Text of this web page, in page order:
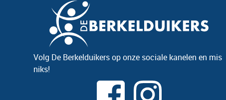
Volg De Berkelduikers op onze sociale kanelen en mis
niks!